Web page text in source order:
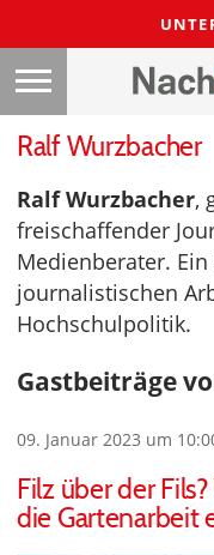
Ralf Wurzbacher
Ralf Wurzbacher,
freischaffender
Medienberater.
journalistischen
Hochschulpolitik.
Gastbeiträge
09. Januar 2023 um
Filz über der
die Gartenarbeit